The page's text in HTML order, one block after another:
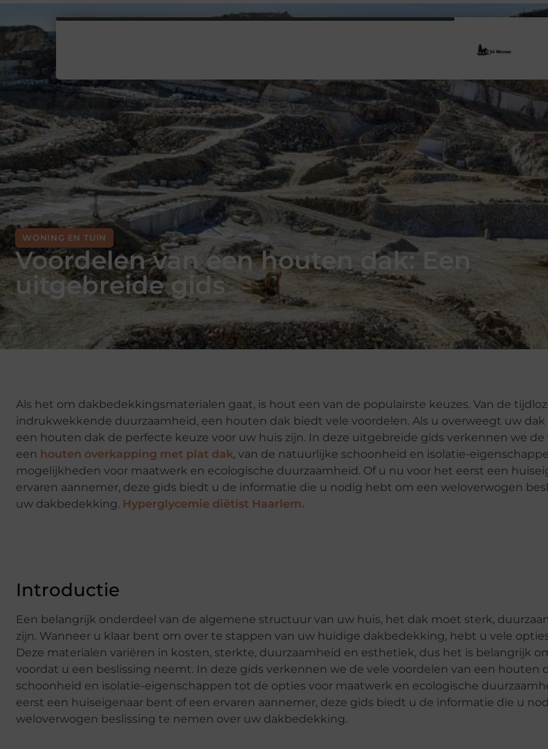
WONING EN TUIN
Voordelen van een houten dak: Een
uitgebreide gids
Als het om dakbedekkingsmaterialen gaat, is hout een van de populairste keuzes. Van de
indrukwekkende duurzaamheid, een houten dak biedt vele voordelen. Als u overweegt uw dak
een houten dak de perfecte keuze voor uw huis zijn. In deze uitgebreide gids verkennen we de
een houten overkapping met plat dak, van de natuurlijke schoonheid en isolatie-
mogelijkheden voor maatwerk en ecologische duurzaamheid. Of u nu voor het eerst een
ervaren aannemer, deze gids biedt u de informatie die u nodig hebt om een weloverwogen
uw dakbedekking. Hyperglycemie diëtist Haarlem.
Introductie
Een belangrijk onderdeel van de algemene structuur van uw huis, het dak moet sterk,
zijn. Wanneer u klaar bent om over te stappen van uw huidige dakbedekking, hebt u vele
Deze materialen variëren in kosten, sterkte, duurzaamheid en esthetiek, dus het is belangrijk
voordat u een beslissing neemt. In deze gids verkennen we de vele voordelen van een houten
schoonheid en isolatie-eigenschappen tot de opties voor maatwerk en ecologische
eerst een huiseigenaar bent of een ervaren aannemer, deze gids biedt u de informatie die u
weloverwogen beslissing te nemen over uw dakbedekking.